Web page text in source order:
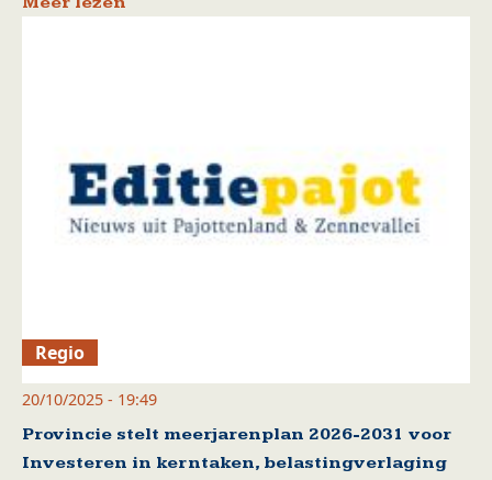
Regio
20/10/2025 - 19:49
Provincie stelt meerjarenplan 2026-2031 voor
Investeren in kerntaken, belastingverlaging